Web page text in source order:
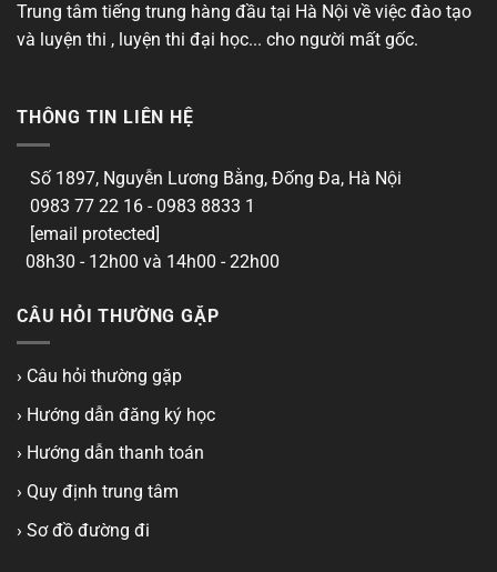
Trung tâm tiếng trung hàng đầu tại Hà Nội về việc đào tạo
và luyện thi , luyện thi đại học... cho người mất gốc.
THÔNG TIN LIÊN HỆ
Số 1897, Nguyễn Lương Bằng, Đống Đa, Hà Nội
0983 77 22 16 - 0983 8833 1
[email protected]
08h30 - 12h00 và 14h00 - 22h00
CÂU HỎI THƯỜNG GẶP
› Câu hỏi thường gặp
› Hướng dẫn đăng ký học
› Hướng dẫn thanh toán
› Quy định trung tâm
› Sơ đồ đường đi